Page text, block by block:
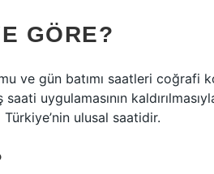
GÖRE?
ve gün batımı saatleri
uygulamasının
ulusal saatidir.